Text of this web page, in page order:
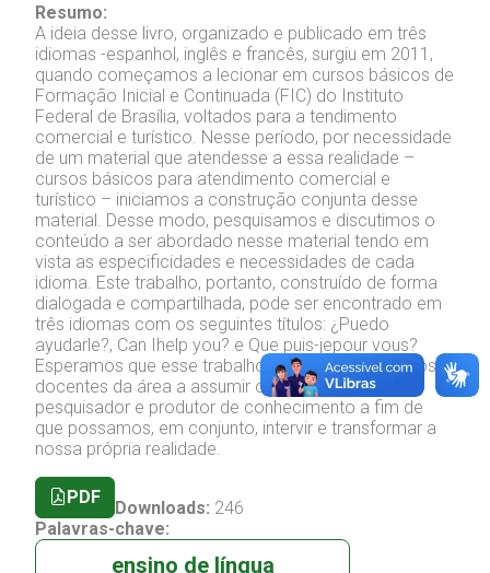
Resumo:
A ideia desse livro, organizado e publicado em três
idiomas -espanhol, inglês e francês, surgiu em 2011,
quando começamos a lecionar em cursos básicos de
Formação Inicial e Continuada (FIC) do Instituto
Federal de Brasília, voltados para a tendimento
comercial e turístico. Nesse período, por necessidade
de um material que atendesse a essa realidade –
cursos básicos para atendimento comercial e
turístico – iniciamos a construção conjunta desse
material. Desse modo, pesquisamos e discutimos o
conteúdo a ser abordado nesse material tendo em
vista as especificidades e necessidades de cada
idioma. Este trabalho, portanto, construído de forma
dialogada e compartilhada, pode ser encontrado em
três idiomas com os seguintes títulos: ¿Puedo
ayudarle?, Can Ihelp you? e Que puis-jepour vous?
Esperamos que esse trabalho possa motivar outros
docentes da área a assumir o papel de professor-
pesquisador e produtor de conhecimento a fim de
que possamos, em conjunto, intervir e transformar a
nossa própria realidade.
PDF
Downloads: 246
Palavras-chave:
ensino de língua